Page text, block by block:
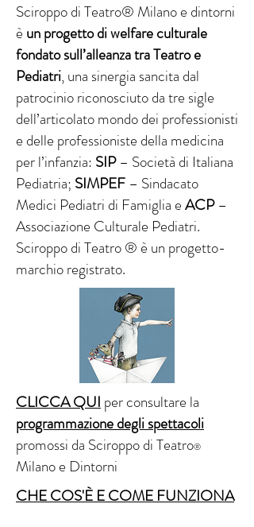
Sciroppo di Teatro® Milano e dintorni
è un progetto di welfare culturale
fondato sull’alleanza tra Teatro e
Pediatri, una sinergia sancita dal
patrocinio riconosciuto da tre sigle
dell’articolato mondo dei professionisti
e delle professioniste della medicina
per l’infanzia: SIP– Società di Italiana
Pediatria; SIMPEF – Sindacato
Medici Pediatri di Famiglia eACP–
Associazione Culturale Pediatri.
Sciroppo di Teatro ® è un progetto-
marchio registrato.
CLICCA QUI per consultare la
programmazione degli spettacoli
promossi da Sciroppo di Teatro®
Milano e Dintorni
CHE COS'È E COME FUNZIONA